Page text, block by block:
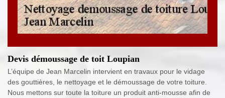
Devis démoussage de toit Loupian
L’équipe de Jean Marcelin intervient en travaux pour le vidage
des gouttières, le nettoyage et le démoussage de votre toiture.
Nous mettons sur toute la toiture un produit anti-mousse afin de